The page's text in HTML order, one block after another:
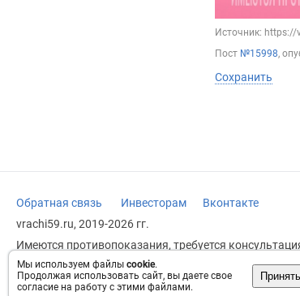
Мы используем файлы cookie.
Продолжая использовать сайт, вы даете свое
согласие на работу с этими файлами.
Принять
Источник:
Пост №15998,
Сохранить
Обратная связь Инвесторам
Вконтакте
vrachi59.ru, 2019-2026 гг.
Имеются противопоказания, требуется
заменяет прием врача.
Возрастное ограничение: 18+